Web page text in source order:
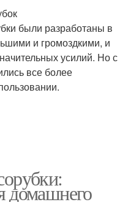
были разработаны в
и громоздкими, и
усилий. Но с
все более
домашнего